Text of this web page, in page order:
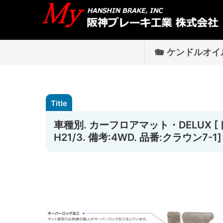
ケンドルオイ
車種別. カーフロアマット・DELUX
H21/3. 備考:4WD. 品番:クラウン7-1]